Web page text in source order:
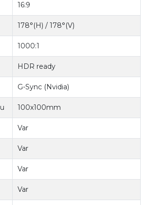
16:9
178°(H) / 178°(V)
1000:1
HDR ready
G-Sync (Nvidia)
100x100mm
Var
Var
Var
Var